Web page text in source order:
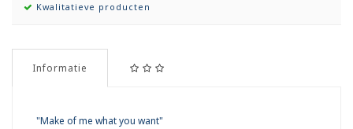
Kwalitatieve producten
Informatie
"Make of me what you want"